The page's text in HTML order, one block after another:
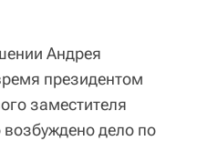
Андрея
президентом
заместителя
дело по